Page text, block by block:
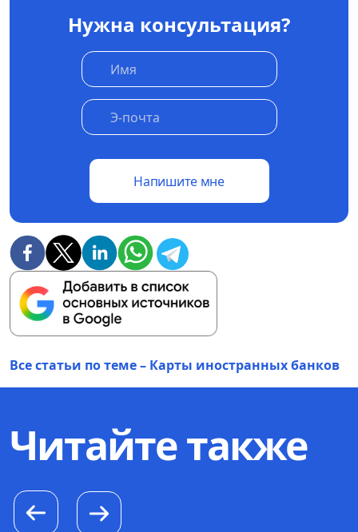
Нужна консультация?
Напишите мне
Все статьи по теме – Карты иностранных банков
Читайте также